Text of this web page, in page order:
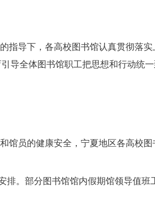
指导下，各高校图书馆认真贯彻落实
导全体图书馆职工把思想和行动统
馆员的健康安全，宁夏地区各高校图
排。部分图书馆馆内假期馆领导值班